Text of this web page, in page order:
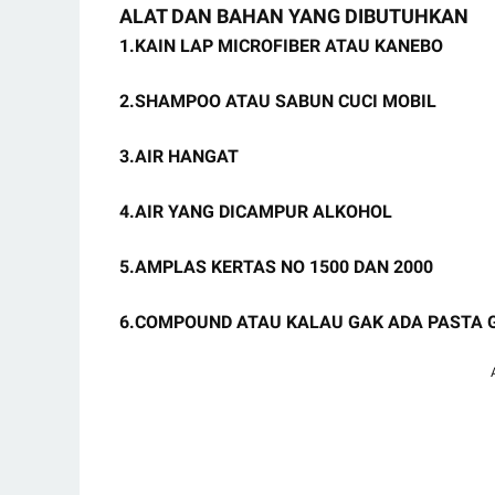
ALAT DAN BAHAN YANG DIBUTUHKAN
1.KAIN LAP MICROFIBER ATAU KANEBO
2.SHAMPOO ATAU SABUN CUCI MOBIL
3.AIR HANGAT
4.AIR YANG DICAMPUR ALKOHOL
5.AMPLAS KERTAS NO 1500 DAN 2000
6.COMPOUND ATAU KALAU GAK ADA PASTA